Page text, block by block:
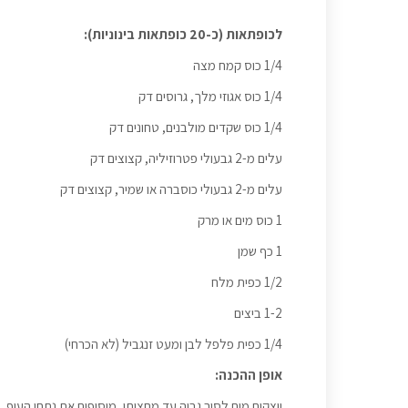
לכופתאות (כ-20 כופתאות בינוניות):
1/4 כוס קמח מצה
1/4 כוס אגוזי מלך, גרוסים דק
1/4 כוס שקדים מולבנים, טחונים דק
עלים מ-2 גבעולי פטרוזיליה, קצוצים דק
עלים מ-2 גבעולי כוסברה או שמיר, קצוצים דק
1 כוס מים או מרק
1 כף שמן
1/2 כפית מלח
1-2 ביצים
1/4 כפית פלפל לבן ומעט זנגביל (לא הכרחי)
אופן ההכנה: